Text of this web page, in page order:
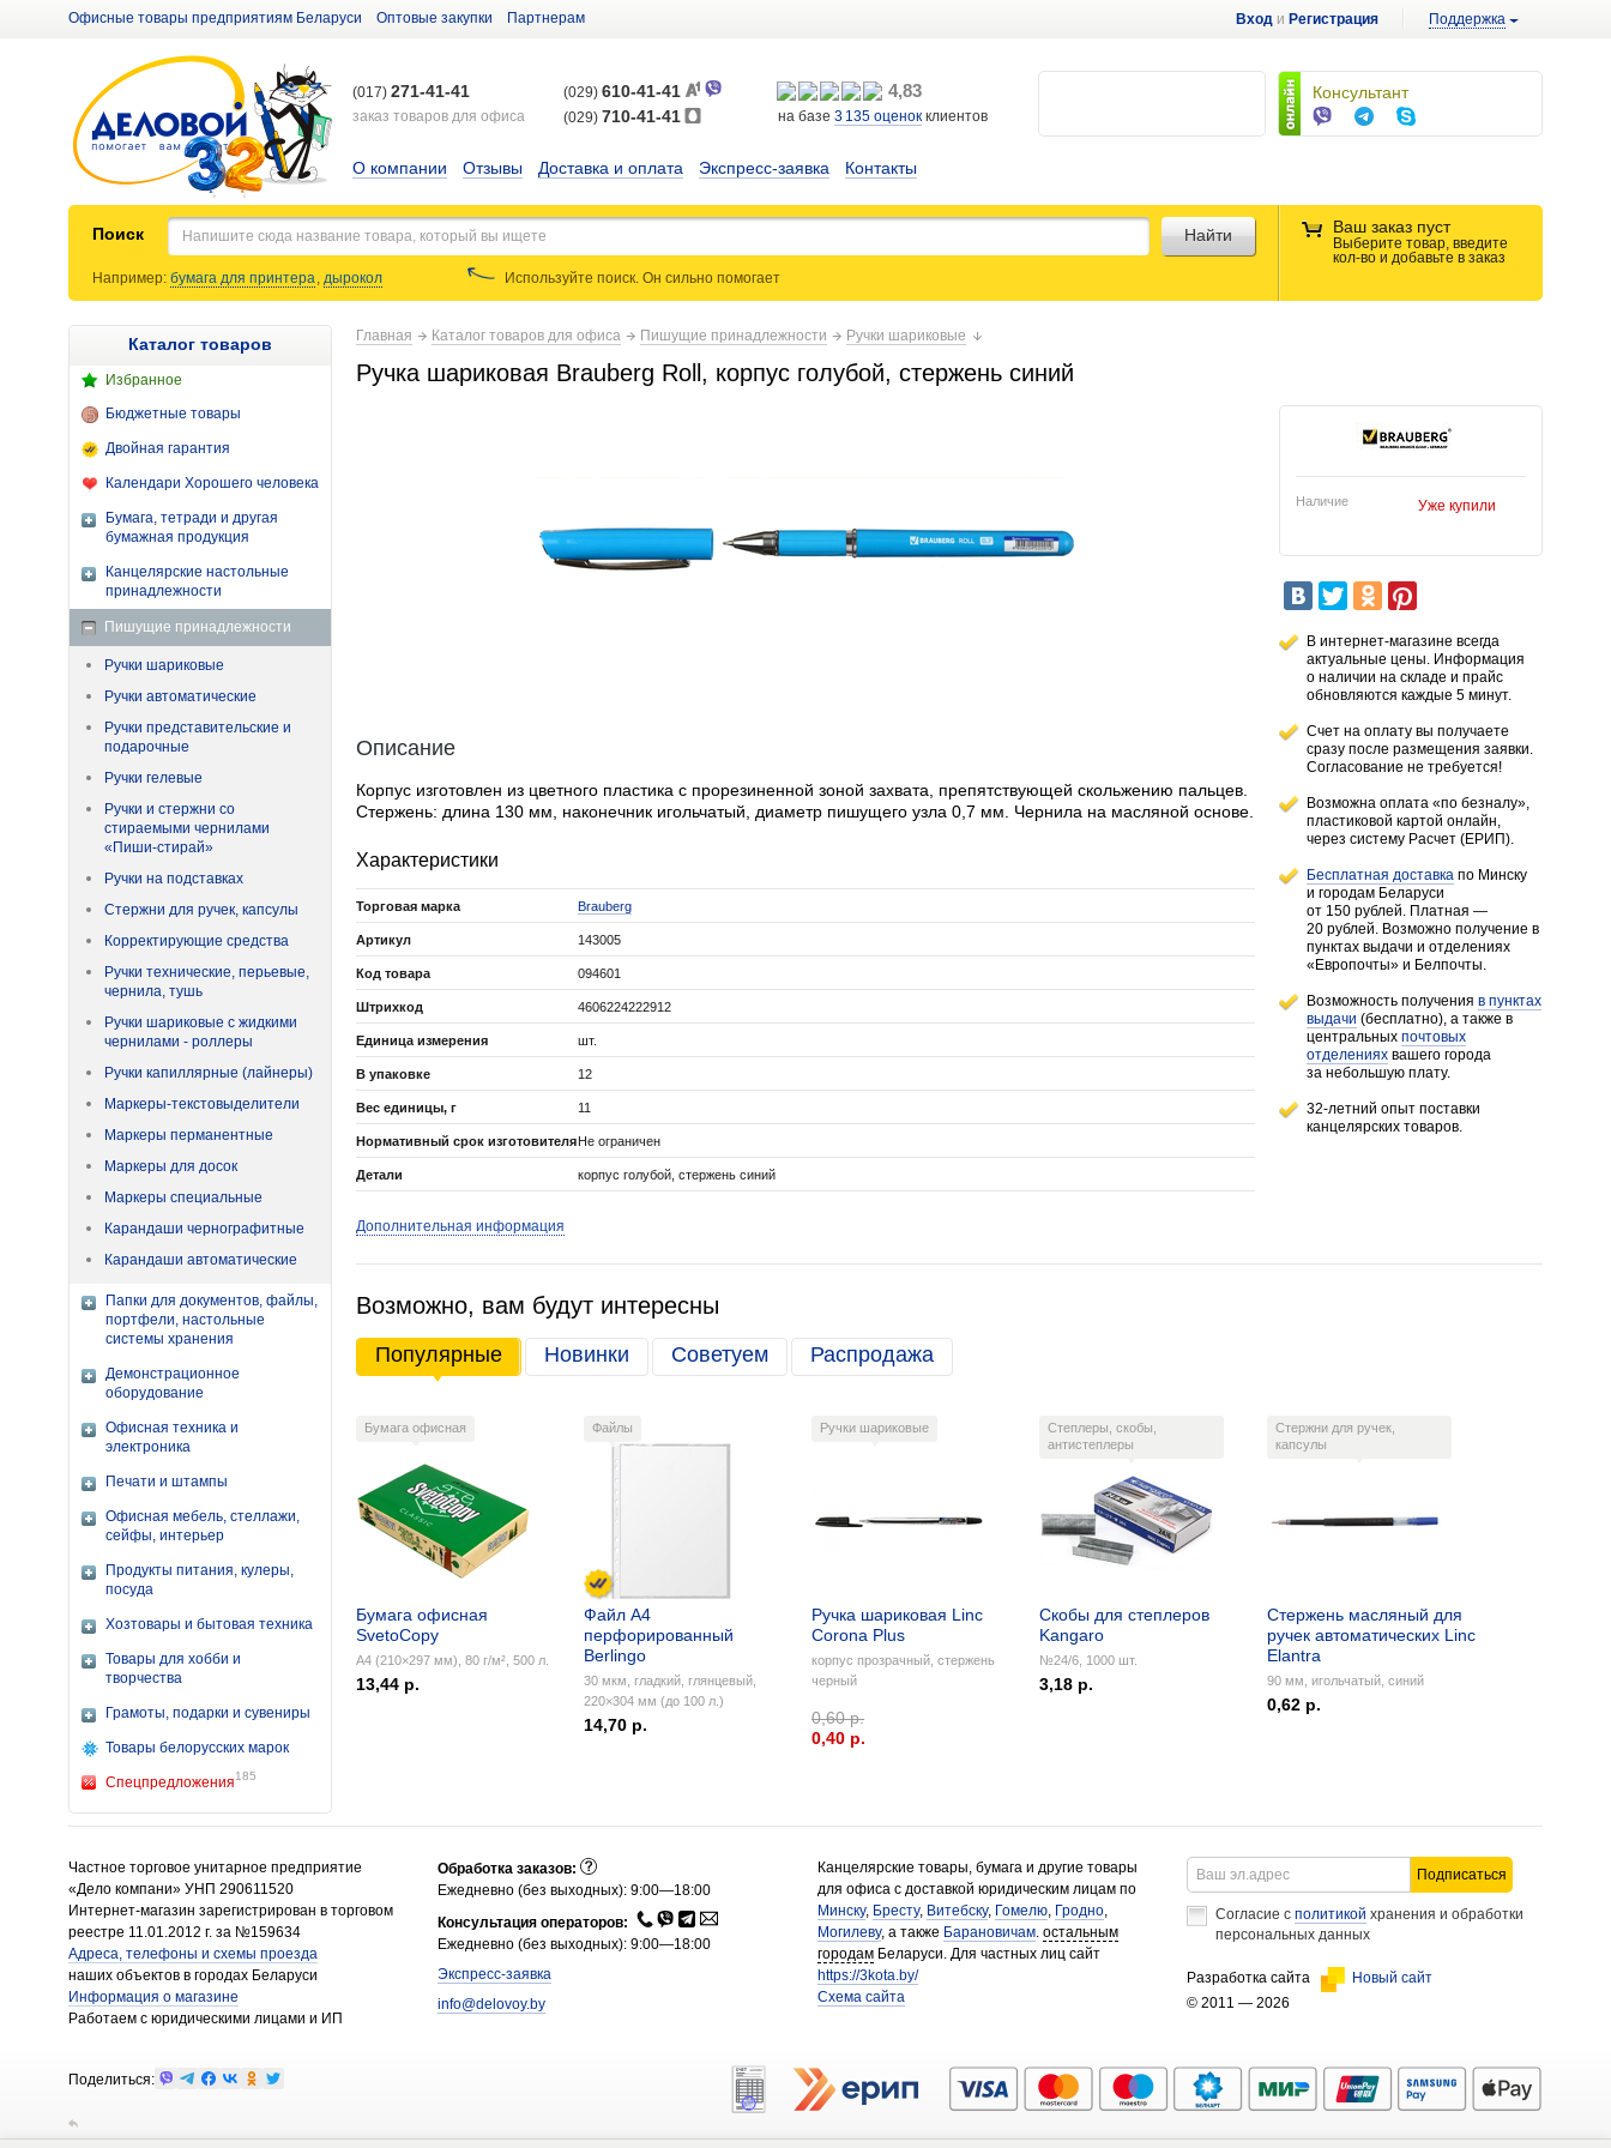
Вход и Регистрация Поддержка
Офисные товары предприятиям Беларуси Оптовые закупки Партнерам
Консультант
(017) 271-41-41
заказ товаров для офиса
(029) 610-41-41
(029) 710-41-41
4,83
на базе 3 135 оценок клиентов
О компании Отзывы Доставка и оплата Экспресс-заявка Контакты
Поиск Ваш заказ пуст
Выберите товар, введите
кол-во и добавьте в заказ
Найти
Например: бумага для принтера, дырокол Используйте поиск. Он сильнопомогает
Каталог товаров
Избранное
Бюджетные товары
Двойная гарантия
Календари Хорошего человека
Бумага, тетради и другая
бумажная продукция
Канцелярские настольные
принадлежности
Пишущие принадлежности
Ручки шариковые
Ручки автоматические
Ручки представительские и
подарочные
Ручки гелевые
Ручки и стержни со
стираемыми чернилами
«Пиши-стирай»
Ручки на подставках
Стержни для ручек, капсулы
Корректирующие средства
Ручки технические, перьевые,
чернила, тушь
Ручки шариковые с жидкими
чернилами - роллеры
Ручки капиллярные (лайнеры)
Маркеры-текстовыделители
Маркеры перманентные
Маркеры для досок
Маркеры специальные
Карандаши чернографитные
Карандаши автоматические
Папки для документов, файлы,
портфели, настольные
системы хранения
Демонстрационное
оборудование
Офисная техника и
электроника
Печати и штампы
Офисная мебель, стеллажи,
сейфы, интерьер
Продукты питания, кулеры,
посуда
Хозтовары и бытовая техника
Товары для хобби и
творчества
Грамоты, подарки и сувениры
Товары белорусских марок
Спецпредложения185
Главная Каталог товаров для офиса Пишущие принадлежности Ручки шариковые
Ручка шариковая Brauberg Roll, корпус голубой, стержень синий
Наличие Уже купили
В интернет-магазине всегда
актуальные цены. Информация
о наличии на складе и прайс
обновляются каждые 5 минут.
Счет на оплату вы получаете
сразу после размещения заявки.
Согласование не требуется!
Возможна оплата «по безналу»,
пластиковой картой онлайн,
через систему Расчет (ЕРИП).
Бесплатная доставка по Минску
и городам Беларуси
от 150 рублей. Платная —
20 рублей. Возможно получение в
пунктах выдачи и отделениях
«Европочты» и Белпочты.
Возможность получения в пунктах
выдачи (бесплатно), а также в
центральных почтовых
отделениях вашего города
за небольшую плату.
32-летний опыт поставки
канцелярских товаров.
Описание
Корпус изготовлен из цветного пластика с прорезиненной зоной захвата, препятствующей скольжению пальцев.
Стержень: длина 130 мм, наконечник игольчатый, диаметр пишущего узла 0,7 мм. Чернила на масляной основе.
Характеристики
Торговая марка Brauberg
Артикул 143005
Код товара 094601
Штрихкод 4606224222912
Единица измерения шт.
В упаковке 12
Вес единицы, г 11
Нормативный срок изготовителяНе ограничен
Детали корпус голубой, стержень синий
Дополнительная информация
Возможно, вам будут интересны
Популярные Новинки Советуем Распродажа
Бумага офисная
Бумага офисная
SvetoCopy
А4 (210×297 мм), 80 г/м², 500 л.
13,44 р.
Файлы
Файл А4
перфорированный
Berlingo
30 мкм, гладкий, глянцевый,
220×304 мм (до 100 л.)
14,70 р.
Ручки шариковые
Ручка шариковая Linc
Corona Plus
корпус прозрачный, стержень
черный
0,60 р.
0,40 p.
Степлеры, скобы,
антистеплеры
Скобы для степлеров
Kangaro
№24/6, 1000 шт.
3,18 р.
Стержни для ручек,
капсулы
Стержень масляный для
ручек автоматических Linc
Elantra
90 мм, игольчатый, синий
0,62 р.
Частное торговое унитарное предприятие
«Дело компани» УНП 290611520
Интернет-магазин зарегистрирован в торговом
реестре 11.01.2012 г. за №159634
Адреса, телефоны и схемы проезда
наших объектов в городах Беларуси
Информация о магазине
Работаем с юридическими лицами и ИП
Подписаться
Согласие с политикой хранения и обработки
персональных данных
Разработка сайта
Новый сайт
© 2011 — 2026
Обработка заказов:
Ежедневно (без выходных): 9:00—18:00
Консультация операторов:
Ежедневно (без выходных): 9:00—18:00
Экспресс-заявка
info@delovoy.by
Канцелярские товары, бумага и другие товары
для офиса с доставкой юридическим лицам по
Минску, Бресту, Витебску, Гомелю, Гродно,
Могилеву, а также Барановичам.остальным
городам Беларуси. Для частных лиц сайт
https://3kota.by/
Схема сайта
Поделиться: